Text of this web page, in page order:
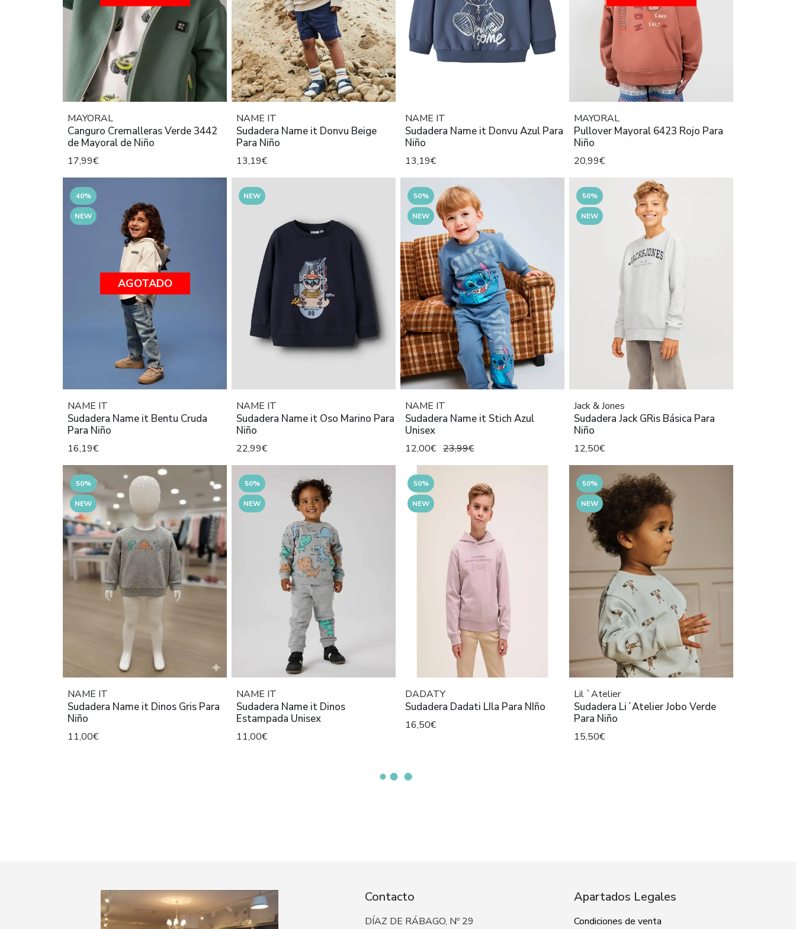
MAYORAL
Canguro Cremalleras Verde 3442
de Mayoral de Niño
17,99€
NAME IT
Sudadera Name it Donvu Beige
Para Niño
13,19€
NAME IT
Sudadera Name it Donvu Azul Para
Niño
13,19€
MAYORAL
Pullover Mayoral 6423 Rojo Para
Niño
20,99€
40%
NEW
AGOTADO
NAME IT
Sudadera Name it Bentu Cruda
Para Niño
16,19€
NEW
NAME IT
Sudadera Name it Oso Marino Para
Niño
22,99€
50%
NEW
NAME IT
Sudadera Name it Stich Azul
Unisex
12,00€ 23,99€
50%
NEW
Jack & Jones
Sudadera Jack GRis Básica Para
Niño
12,50€
50%
NEW
NAME IT
Sudadera Name it Dinos Gris Para
Niño
11,00€
50%
NEW
NAME IT
Sudadera Name it Dinos
Estampada Unisex
11,00€
50%
NEW
DADATY
Sudadera Dadati LIla Para NIño
16,50€
50%
NEW
Lil `Atelier
Sudadera Li´Atelier Jobo Verde
Para Niño
15,50€
Contacto
DÍAZ DE RÁBAGO, Nº 29
Apartados Legales
Condiciones de venta